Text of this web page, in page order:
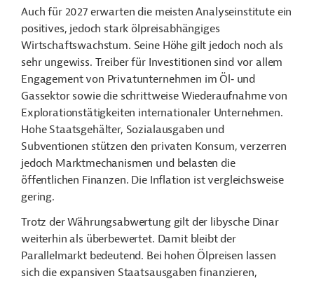
Auch für 2027 erwarten die meisten Analyseinstitute ein
positives, jedoch stark ölpreisabhängiges
Wirtschaftswachstum. Seine Höhe gilt jedoch noch als
sehr ungewiss. Treiber für Investitionen sind vor allem
Engagement von Privatunternehmen im Öl‑ und
Gassektor sowie die schrittweise Wiederaufnahme von
Explorationstätigkeiten internationaler Unternehmen.
Hohe Staatsgehälter, Sozialausgaben und
Subventionen stützen den privaten Konsum, verzerren
jedoch Marktmechanismen und belasten die
öffentlichen Finanzen. Die Inflation ist vergleichsweise
gering.
Trotz der Währungsabwertung gilt der libysche Dinar
weiterhin als überbewertet. Damit bleibt der
Parallelmarkt bedeutend. Bei hohen Ölpreisen lassen
sich die expansiven Staatsausgaben finanzieren,